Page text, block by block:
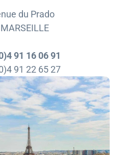
du Prado
91 16 06 91
91 22 65 27